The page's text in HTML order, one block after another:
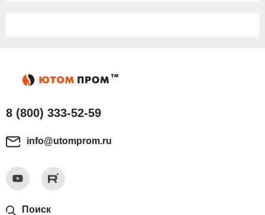
8 (800) 333-52-59
info@utomprom.ru
Поиск